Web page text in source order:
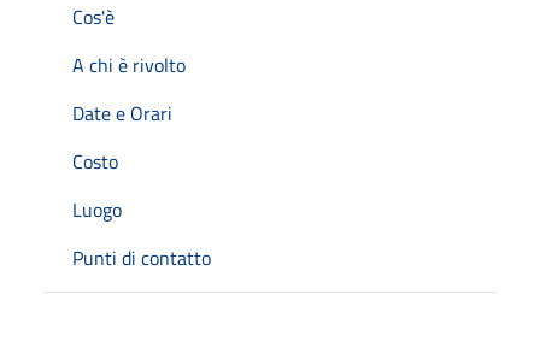
Cos'è
A chi è rivolto
Date e Orari
Costo
Luogo
Punti di contatto